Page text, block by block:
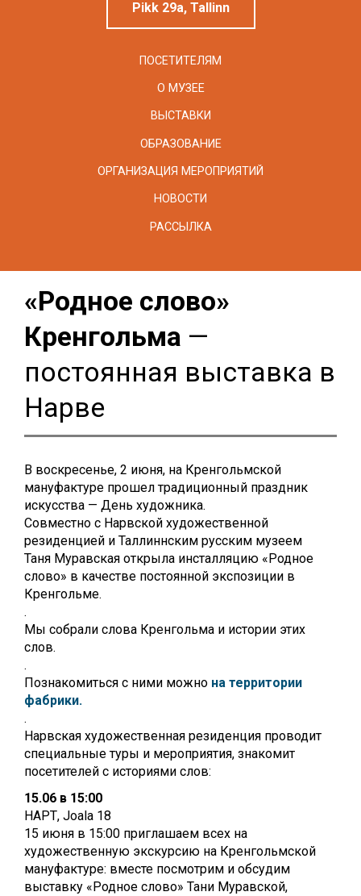
Pikk 29a, Tallinn
ПОСЕТИТЕЛЯМ
О МУЗЕЕ
ВЫСТАВКИ
ОБРАЗОВАНИЕ
ОРГАНИЗАЦИЯ МЕРОПРИЯТИЙ
НОВОСТИ
РАССЫЛКА
«Родное слово»
Кренгольма —
постоянная выставка в
Нарве
В воскресенье, 2 июня, на Кренгольмской
мануфактуре прошел традиционный праздник
искусства — День художника.
Совместно с Нарвской художественной
резиденцией и Таллиннским русским музеем
Таня Муравская открыла инсталляцию «Родное
слово» в качестве постоянной экспозиции в
Кренгольме.
.
Мы собрали слова Кренгольма и истории этих
слов.
.
Познакомиться с ними можно на территории
фабрики.
.
Нарвская художественная резиденция проводит
специальные туры и мероприятия, знакомит
посетителей с историями слов:
15.06 в 15:00
НАРТ, Joala 18
15 июня в 15:00 приглашаем всех на
художественную экскурсию на Кренгольмской
мануфактуре: вместе посмотрим и обсудим
выставку «Родное слово» Тани Муравской,